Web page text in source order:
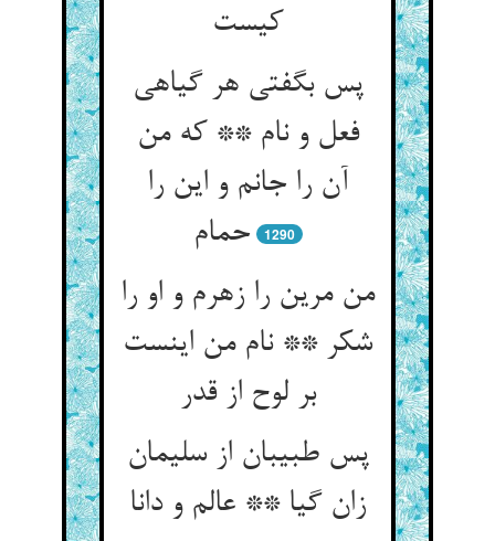
کیست
پس بگفتی هر گیاهی
فعل و نام ** که من
آن را جانم و این را
حمام
1290
من مرین را زهرم و او را
شکر ** نام من اینست
بر لوح از قدر
پس طبیبان از سلیمان
زان گیا ** عالم و دانا